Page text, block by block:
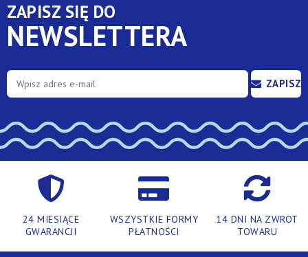
ZAPISZ SIĘ DO
NEWSLETTERA
ZAPISZ
24 MIESIĄCE
GWARANCJI
WSZYSTKIE FORMY
PŁATNOŚCI
14 DNI NA ZWROT
TOWARU